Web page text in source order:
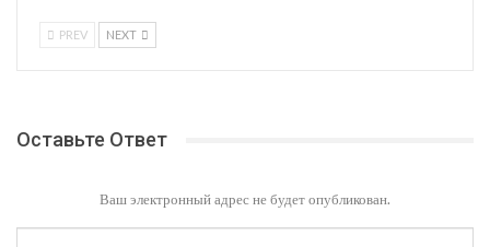
PREV NEXT
Оставьте Ответ
Ваш электронный адрес не будет опубликован.